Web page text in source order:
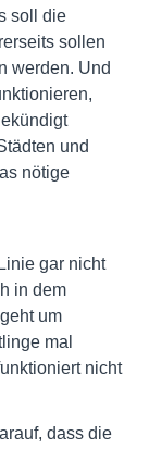
soll die
sollen
werden. Und
und
nötige
gar nicht
in dem
um
mal
nicht
dass die